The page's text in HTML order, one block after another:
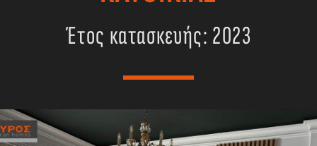
Έτος κατασκευής: 2023